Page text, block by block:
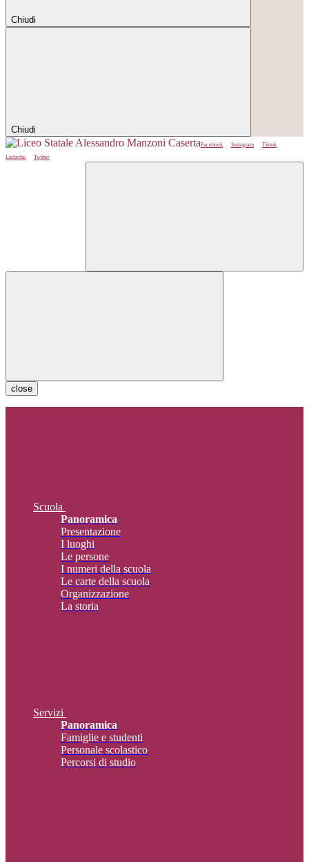
Chiudi
Chiudi
Facebook Instagram
Tiktok
Linkedin
Twitter
close
Scuola
Panoramica
Presentazione
I luoghi
Le persone
I numeri della scuola
Le carte della scuola
Organizzazione
La storia
Servizi
Panoramica
Famiglie e studenti
Personale scolastico
Percorsi di studio